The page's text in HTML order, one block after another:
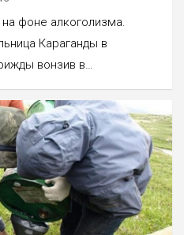
фоне алкоголизма.
Караганды в
вонзив в…